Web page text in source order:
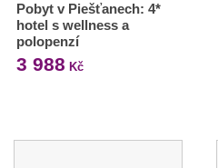
Pobyt v Piešťanech: 4*
hotel s wellness a
polopenzí
3 988 Kč